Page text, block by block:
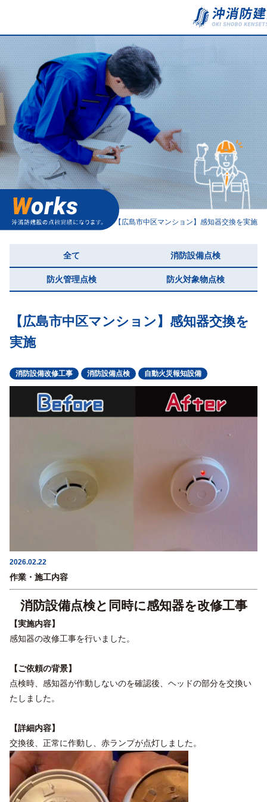
事業内容
料金表
会社案内
採用情報
点検実績紹介
お悩み解消コラム
082-
ホーム 点検実績紹介一覧 【広島市中区マンション】感知器交換を実施
全て 消防設備点検
防火管理点検 防火対象物点検
【広島市中区マンション】感知器交換を
実施
消防設備改修工事 消防設備点検 自動火災報知設備
2026.02.22
作業・施工内容
消防設備点検と同時に感知器を改修工事
【実施内容】
感知器の改修工事を行いました。
【ご依頼の背景】
点検時、感知器が作動しないのを確認後、ヘッドの部分を交換い
たしました。
【詳細内容】
交換後、正常に作動し、赤ランプが点灯しました。